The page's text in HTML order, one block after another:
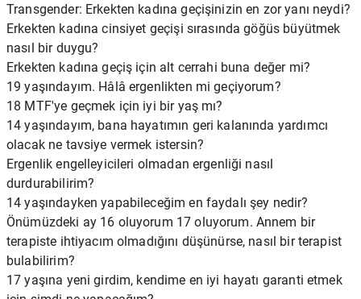
Transgender: Erkekten kadına geçişinizin en zor yanı neydi?
Erkekten kadına cinsiyet geçişi sırasında göğüs büyütmek
nasıl bir duygu?
Erkekten kadına geçiş için alt cerrahi buna değer mi?
19 yaşındayım. Hâlâ ergenlikten mi geçiyorum?
18 MTF'ye geçmek için iyi bir yaş mı?
14 yaşındayım, bana hayatımın geri kalanında yardımcı
olacak ne tavsiye vermek istersin?
Ergenlik engelleyicileri olmadan ergenliği nasıl
durdurabilirim?
14 yaşındayken yapabileceğim en faydalı şey nedir?
Önümüzdeki ay 16 oluyorum 17 oluyorum. Annem bir
terapiste ihtiyacım olmadığını düşünürse, nasıl bir terapist
bulabilirim?
17 yaşına yeni girdim, kendime en iyi hayatı garanti etmek